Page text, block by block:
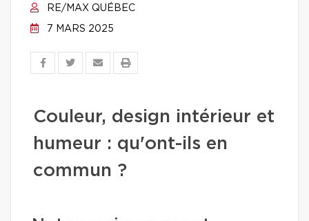
RE/MAX QUÉBEC
7 MARS 2025
Couleur, design intérieur et
humeur : qu'ont-ils en
commun ?